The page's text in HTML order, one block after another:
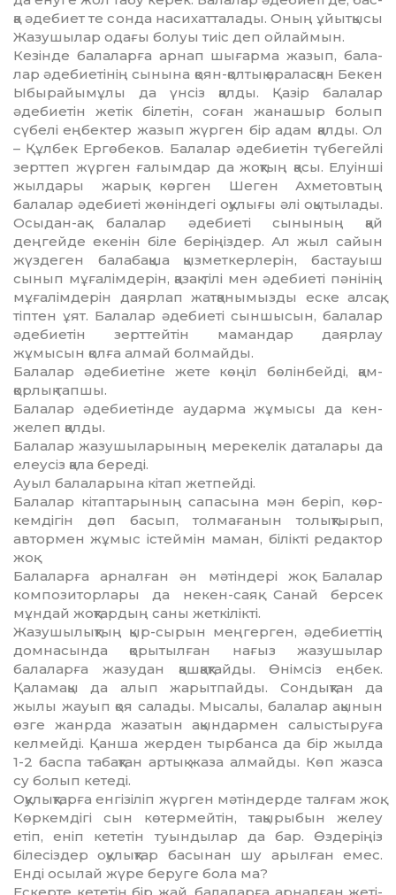
қа әдебиет те сонда насихатталады. Оның ұйыт­қысы
Жазушылар одағы болуы тиіс деп ой­лаймын.
Кезінде балаларға арнап шығарма жазып, ба­ла­
лар әдебиетінің сынына қоян-қолтық ара­ласқан Бекен
Ыбырайымұлы да үнсіз қалды. Қа­зір балалар
әдебиетін жетік білетін, соған жанашыр болып
сүбелі еңбектер жазып жүрген бір адам қалды. Ол
– Құлбек Ергөбеков. Балалар әдебиетін түбегейлі
зерттеп жүрген ғалымдар да жоқтың қасы. Елуінші
жылдары жарық көрген Шеген Ахметовтың
балалар әдебиеті жөніндегі оқулығы әлі оқытылады.
Осыдан-ақ балалар әдебиеті сынының қай
деңгейде екенін біле беріңіздер. Ал жыл сайын
жүздеген балабақша қызметкерлерін, бастауыш
сынып мұғалімдерін, қазақ тілі мен әдебиеті пәнінің
мұғалімдерін даярлап жатқа­ны­мызды еске алсақ,
тіптен ұят. Балалар әдебиеті сын­шысын, балалар
әдебиетін зерттейтін ма­ман­дар даярлау
жұмысын қолға алмай болмай­ды.
Балалар әдебиетіне жете көңіл бөлінбейді, қам­
қорлық тапшы.
Балалар әдебиетінде аударма жұмысы да кен­
желеп қалды.
Балалар жазушыларының мерекелік даталары да
елеусіз қала береді.
Ауыл балаларына кітап жетпейді.
Балалар кітаптарының сапасына мән беріп, көр­
кемдігін дөп басып, толмағанын толықтырып,
автор­мен жұмыс істеймін маман, білікті редактор
жоқ.
Балаларға арналған ән мәтіндері жоқ. Балалар
ком­позиторлары да некен-саяқ. Санай берсек
мұн­дай жоқтардың саны жеткілікті.
Жазушылықтың қыр-сырын меңгерген, әде­биеттің
домнасында қорытылған нағыз жазу­шылар
балаларға жазудан қашқақтайды. Өнімсіз еңбек.
Қаламақы да алып жарытпайды. Сондық­тан да
жылы жауып қоя салады. Мысалы, балалар ақы­нын
өзге жанрда жазатын ақындармен салыс­тыруға
келмейді. Қанша жерден тырбанса да бір жылда
1-2 баспа табақтан артық жаза алмайды. Көп жазса
су болып кетеді.
Оқулықтарға енгізіліп жүрген мәтіндерде тал­ғам жоқ.
Көркемдігі сын көтермейтін, тақы­ры­бын желеу
етіп, еніп кететін туындылар да бар. Өз­деріңіз
білесіздер оқулықтар басынан шу арыл­ған емес.
Енді осылай жүре беруге бола ма?